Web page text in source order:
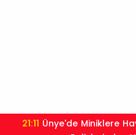
21:01 Moritanyalı